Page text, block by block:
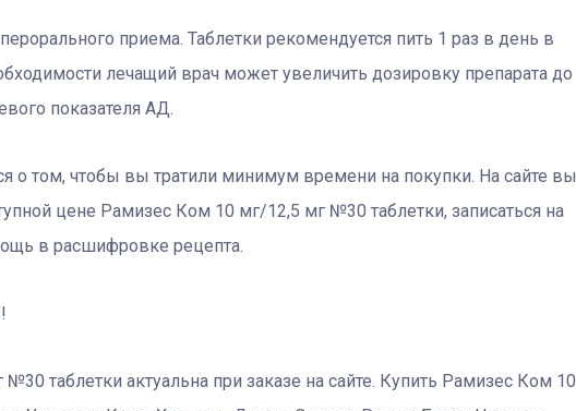
приема. Таблетки рекомендуется пить 1 раз в день в
лечащий врач может увеличить дозировку препарата до
показателя АД.
о том, чтобы вы тратили минимум времени на покупки. На сайте вы
цене Рамизес Ком 10 мг/12,5 мг №30 таблетки, записаться на
в расшифровке рецепта.
таблетки актуальна при заказе на сайте. Купить Рамизес Ком 10